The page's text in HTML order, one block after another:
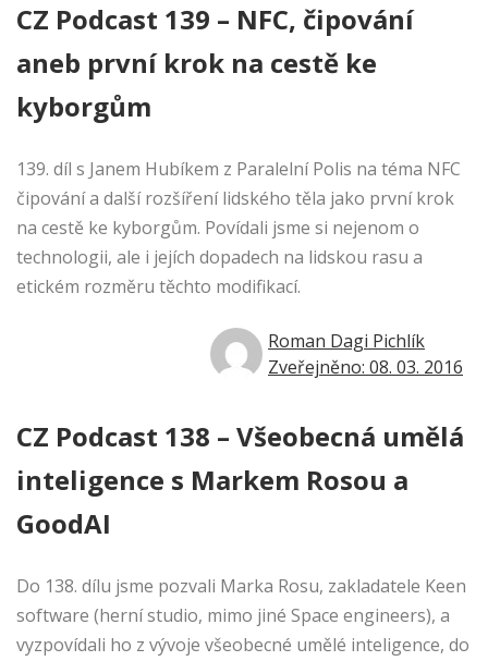
CZ Podcast 139 – NFC, čipování
aneb první krok na cestě ke
kyborgům
139. díl s Janem Hubíkem z Paralelní Polis na téma NFC
čipování a další rozšíření lidského těla jako první krok
na cestě ke kyborgům. Povídali jsme si nejenom o
technologii, ale i jejích dopadech na lidskou rasu a
etickém rozměru těchto modifikací.
Roman Dagi Pichlík
Zveřejněno: 08. 03. 2016
CZ Podcast 138 – Všeobecná umělá
inteligence s Markem Rosou a
GoodAI
Do 138. dílu jsme pozvali Marka Rosu, zakladatele Keen
software (herní studio, mimo jiné Space engineers), a
vyzpovídali ho z vývoje všeobecné umělé inteligence, do